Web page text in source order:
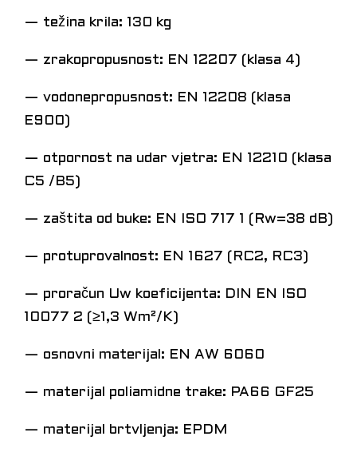
— težina krila: 130 kg
— zrakopropusnost: EN 12207 (klasa 4)
— vodonepropusnost: EN 12208 (klasa
E900)
— otpornost na udar vjetra: EN 12210 (klasa
C5 /B5)
— zaštita od buke: EN ISO 717 1 (Rw=38 dB)
— protuprovalnost: EN 1627 (RC2, RC3)
— proračun Uw koeficijenta: DIN EN ISO
10077 2 (≥1,3 Wm²/K)
— osnovni materijal: EN AW 6060
— materijal poliamidne trake: PA66 GF25
— materijal brtvljenja: EPDM